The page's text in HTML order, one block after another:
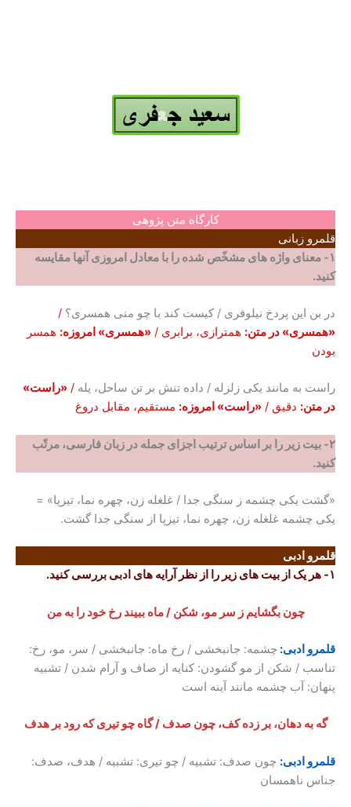
کارگاه متن پژوهی
قلمرو زبانی
۱- معنای واژه های مشخّص شده را با معادل امروزی آنها مقایسه
کنید.
در بن این پردخ نیلوفری / کیست کند با چو منی همسری؟ /
«همسری» در متن: همترازی، برابری / «همسری» امروزه: همسر
بودن
راست به مانند یکی زلزله / داده تنش بر تن ساحل، یله / «راست»
در متن: دقیق / «راست» امروزه: مستقیم، مقابل دروغ
۲- بیت زیر را بر اساس ترتیب اجزای جمله در زبان فارسی، مرتّب
کنید.
«گشت یکی چشمه ز سنگی جدا / غلغله زن، چهره نما، تیزپا» =
یکی چشمه غلغله زن، چهره نما، تیزپا از سنگی جدا گشت.
قلمرو ادبی
۱- هر یک از بیت های زیر را از نظر آرایه های ادبی بررسی کنید.
چون بگشایم ز سر مو، شکن / ماه ببیند رخ خود را به من
قلمرو ادبی: چشمه: جانبخشی / رخ ماه: جانبخشی / سر، مو، رخ:
تناسب / شکن از مو گشودن: کنایه از صاف و آرام شدن / تشبیه
پنهان: آب چشمه مانند آینه است
گه به دهان، بر زده کف، چون صدف / گاه چو تیری که رود بر هدف
قلمرو ادبی: چون صدف: تشبیه / چو تیری: تشبیه / هدف، صدف:
جناس ناهمسان